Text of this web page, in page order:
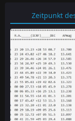
Zeitpunkt